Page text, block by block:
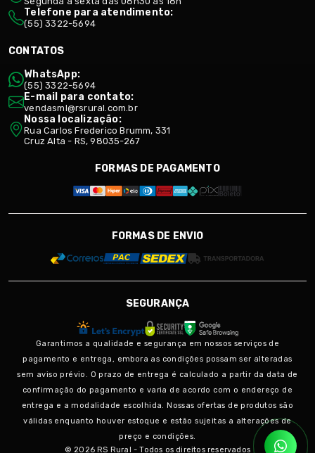
Telefone para atendimento:
(55) 3322-5694
CONTATOS
WhatsApp:
(55) 3322-5694
E-mail para contato:
vendasml@rsrural.com.br
Nossa localização:
Rua Carlos Frederico Brumm, 331
Cruz Alta - RS, 98035-267
FORMAS DE PAGAMENTO
FORMAS DE ENVIO
SEGURANÇA
Garantimos a qualidade e segurança em nossos serviços de
pagamento e entrega, embora as condições possam ser alteradas
sem aviso prévio. O prazo de entrega é calculado a partir da data de
confirmação do pagamento e varia de acordo com o endereço de
entrega e a modalidade escolhida. Nossas ofertas de produtos são
válidas enquanto houver estoque e estão sujeitas a alterações de
preço e condições.
© 2026 RS Rural - Todos os direitos reservados